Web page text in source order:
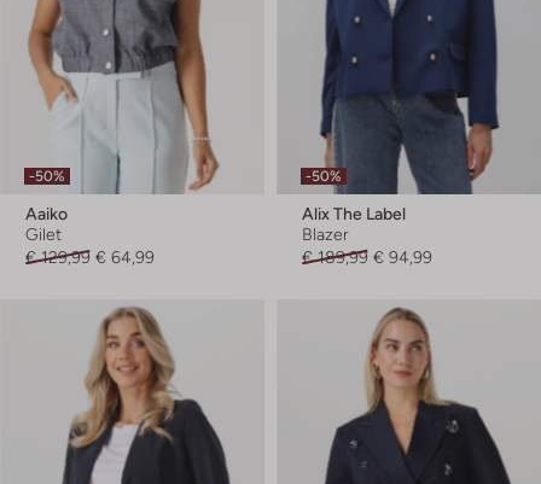
-50%
Aaiko
Gilet
€ 129,99 € 64,99
-50%
Alix The Label
Blazer
€ 189,99 € 94,99